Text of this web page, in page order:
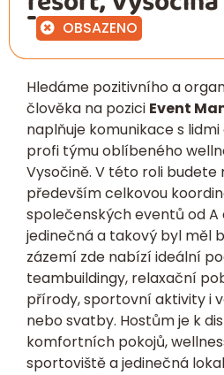
OBSAZENO
Hledáme pozitivního a
člověka na pozici Event
naplňuje komunikace s
profi týmu oblíbeného
Vysočině. V této roli
především celkovou
společenských eventů od A
jedinečná a takový byl měl
zázemí zde nabízí ideální
teambuildingy, relaxační
přírody, sportovní aktivity i
nebo svatby. Hostům je k
komfortních pokojů,
sportoviště a jedinečná